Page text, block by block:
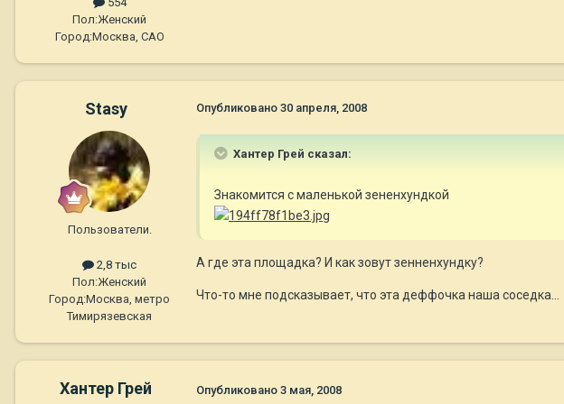
Пол:Женский
Город:Москва, САО
Stasy
Пользователи.
2,8 тыс
Пол:Женский
Город:Москва, метро
Тимирязевская
Опубликовано 30 апреля, 2008
Хантер Грей сказал:
Знакомится с маленькой зененхундкой
А где эта площадка? И как зовут зенненхундку?
Что-то мне подсказывает, что эта деффочка наша соседка...
Хантер Грей Опубликовано 3 мая, 2008